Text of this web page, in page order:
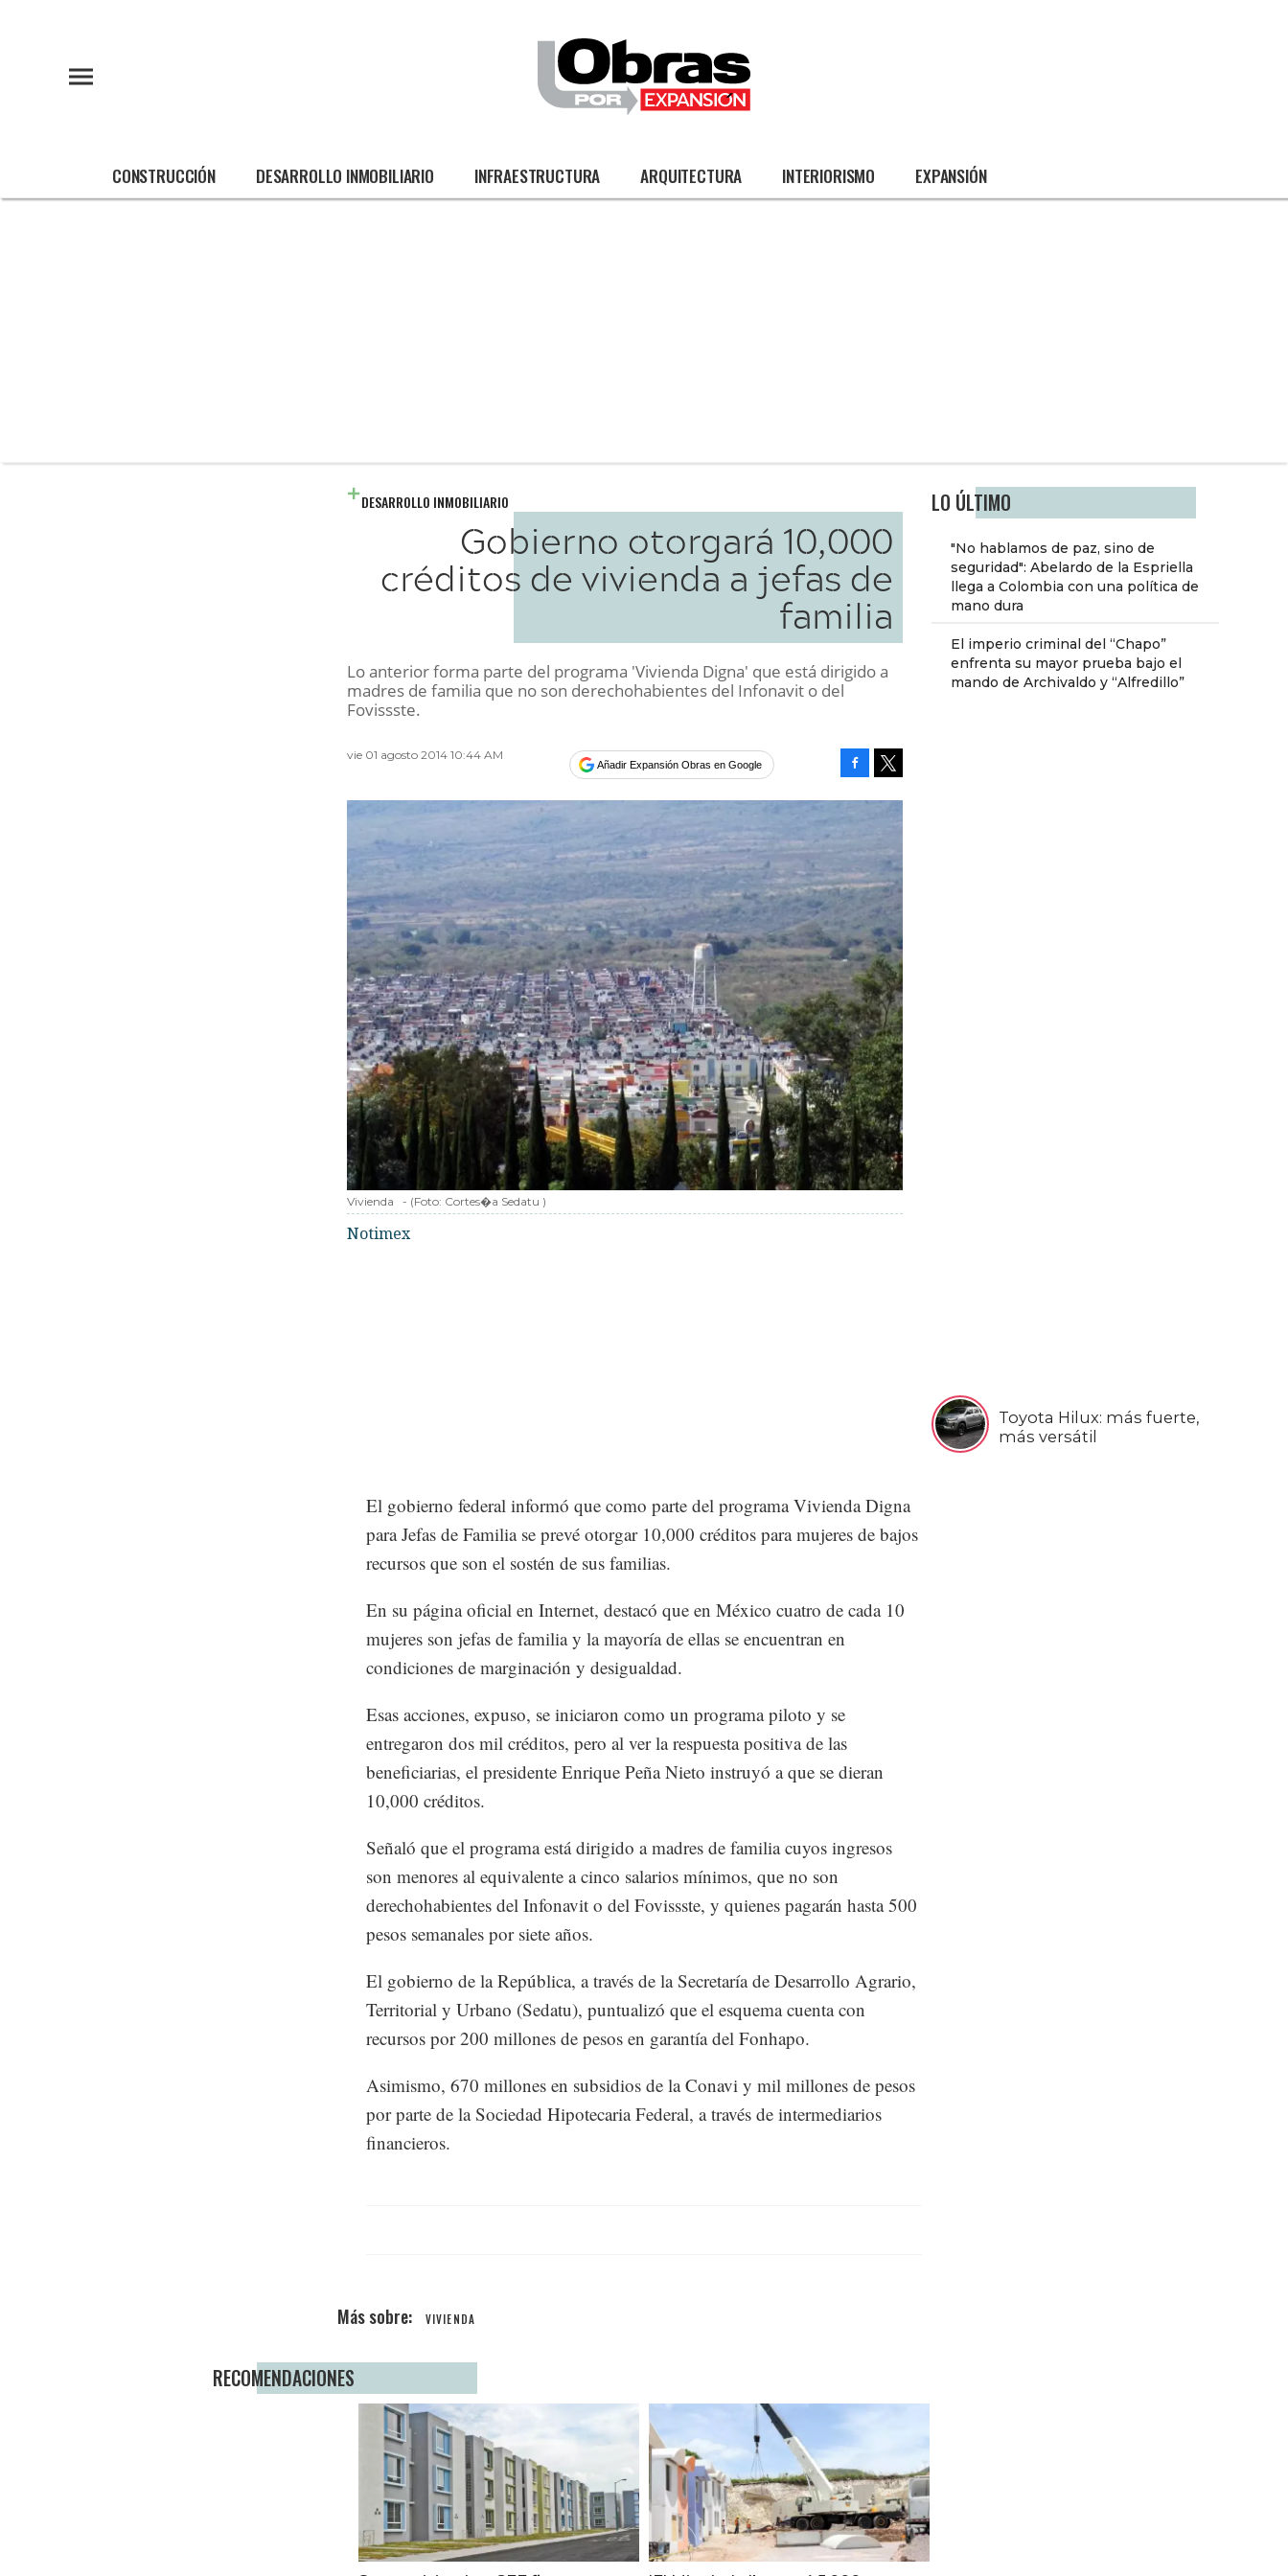
CONSTRUCCIÓN DESARROLLO INMOBILIARIO INFRAESTRUCTURA ARQUITECTURA INTERIORISMO EXPANSIÓN
LO ÚLTIMO
"No hablamos de paz, sino de
seguridad": Abelardo de la Espriella
llega a Colombia con una política de
mano dura
El imperio criminal del “Chapo”
enfrenta su mayor prueba bajo el
mando de Archivaldo y “Alfredillo”
Toyota Hilux: más fuerte,
más versátil
DESARROLLO INMOBILIARIO
Gobierno otorgará 10,000
créditos de vivienda a jefas de
familia
Lo anterior forma parte del programa 'Vivienda Digna' que está dirigido a
madres de familia que no son derechohabientes del Infonavit o del
Fovissste.
vie 01 agosto 2014 10:44 AM
Añadir Expansión Obras en Google
Vivienda - (Foto: Cortes�a Sedatu )
Notimex
El gobierno federal informó que como parte del programa Vivienda Digna
para Jefas de Familia se prevé otorgar 10,000 créditos para mujeres de bajos
recursos que son el sostén de sus familias.
En su página oficial en Internet, destacó que en México cuatro de cada 10
mujeres son jefas de familia y la mayoría de ellas se encuentran en
condiciones de marginación y desigualdad.
Esas acciones, expuso, se iniciaron como un programa piloto y se
entregaron dos mil créditos, pero al ver la respuesta positiva de las
beneficiarias, el presidente Enrique Peña Nieto instruyó a que se dieran
10,000 créditos.
Señaló que el programa está dirigido a madres de familia cuyos ingresos
son menores al equivalente a cinco salarios mínimos, que no son
derechohabientes del Infonavit o del Fovissste, y quienes pagarán hasta 500
pesos semanales por siete años.
El gobierno de la República, a través de la Secretaría de Desarrollo Agrario,
Territorial y Urbano (Sedatu), puntualizó que el esquema cuenta con
recursos por 200 millones de pesos en garantía del Fonhapo.
Asimismo, 670 millones en subsidios de la Conavi y mil millones de pesos
por parte de la Sociedad Hipotecaria Federal, a través de intermediarios
financieros.
VIVIENDA
RECOMENDACIONES